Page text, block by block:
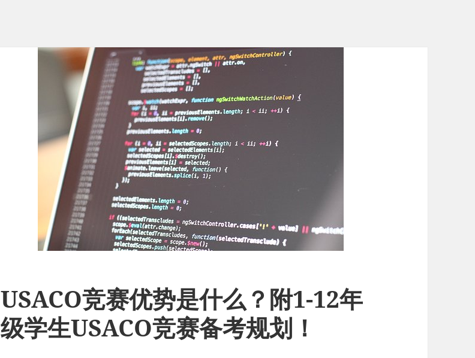
USACO竞赛优势是什么？附1-12年
级学生USACO竞赛备考规划！